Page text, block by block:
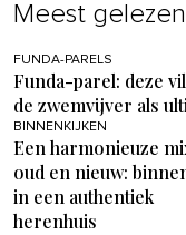
Meest gelezen
FUNDA-PARELS
Funda-parel: deze
de zwemvijver als
BINNENKIJKEN
Een harmonieuze
oud en nieuw:
in een authentiek
herenhuis